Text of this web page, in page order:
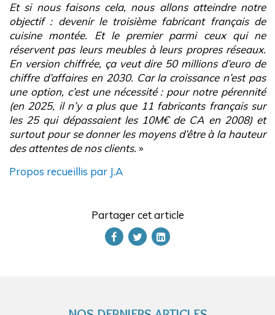
Et si nous faisons cela, nous allons atteindre notre
objectif : devenir le troisième fabricant français de
cuisine montée. Et le premier parmi ceux qui ne
réservent pas leurs meubles à leurs propres réseaux.
En version chiffrée, ça veut dire 50 millions d’euro de
chiffre d’affaires en 2030. Car la croissance n’est pas
une option, c’est une nécessité : pour notre pérennité
(en 2025, il n’y a plus que 11 fabricants français sur
les 25 qui dépassaient les 10M€ de CA en 2008) et
surtout pour se donner les moyens d’être à la hauteur
des attentes de nos clients.»
Propos recueillis par J.A
Partager cet article